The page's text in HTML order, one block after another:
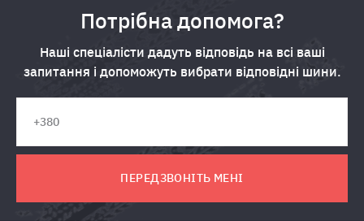
Потрібна допомога?
Наші спеціалісти дадуть відповідь на всі ваші
запитання і допоможуть вибрати відповідні шини.
ПЕРЕДЗВОНІТЬ МЕНІ